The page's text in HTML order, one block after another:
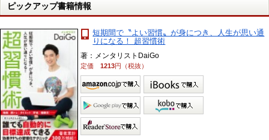
ピックアップ書籍情報
短期間で〝よい習慣〟が身につき、人生が思い通
りになる！ 超習慣術
著：メンタリストDaiGo
定価1213円（税抜）